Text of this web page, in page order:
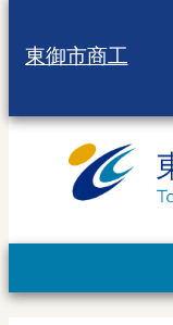
東御市商工